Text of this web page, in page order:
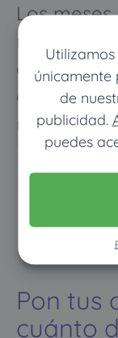
de
publicidad.
puedes
Los
médico
cuando
como con
normal
Pon tus
cuánto